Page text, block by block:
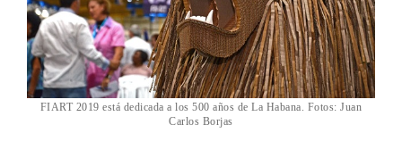
FIART 2019 está dedicada a los 500 años de La Habana. Fotos: Juan
Carlos Borjas